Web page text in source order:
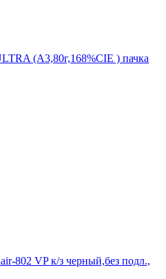
(А3,80г,168%CIE ) пачка
802 VP к/з черный,без подл.,